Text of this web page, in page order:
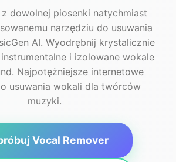
dowolnej piosenki natychmiast
narzędziu do usuwania
AI. Wyodrębnij krystalicznie
i izolowane wokale
Najpotężniejsze internetowe
usuwania wokali dla twórców
muzyki.
Vocal Remover